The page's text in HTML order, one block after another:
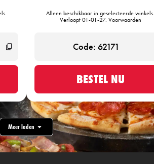
Alleen beschikbaar in geselecteerde winkels.
Verloopt 01-01-27. Voorwaarden
BESTEL NU
Meer laden